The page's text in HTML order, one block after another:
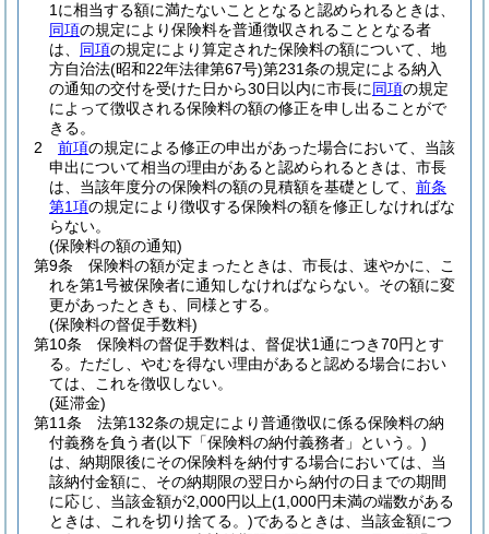
1に相当する額に満たないこととなると認められるときは、
同項の規定により保険料を普通徴収されることとなる者
は、 同項の規定により算定された保険料の額について、地
方自治法(昭和22年法律第67号)第231条の規定による納入
の通知の交付を受けた日から30日以内に市長に同項の規定
によって徴収される保険料の額の修正を申し出ることがで
きる。
2
前項の規定による修正の申出があった場合において、当該
申出について相当の理由があると認められるときは、市長
は、当該年度分の保険料の額の見積額を基礎として、 前条
第1項の規定により徴収する保険料の額を修正しなければな
らない。
(保険料の額の通知)
第9条
保険料の額が定まったときは、市長は、速やかに、こ
れを第1号被保険者に通知しなければならない。 その額に変
更があったときも、同様とする。
(保険料の督促手数料)
第10条
保険料の督促手数料は、督促状1通につき70円とす
る。 ただし、やむを得ない理由があると認める場合におい
ては、これを徴収しない。
(延滞金)
第11条
法第132条の規定により普通徴収に係る保険料の納
付義務を負う者(以下「保険料の納付義務者」という。)
は、納期限後にその保険料を納付する場合においては、当
該納付金額に、その納期限の翌日から納付の日までの期間
に応じ、当該金額が2,000円以上(1,000円未満の端数がある
ときは、これを切り捨てる。)であるときは、当該金額につ